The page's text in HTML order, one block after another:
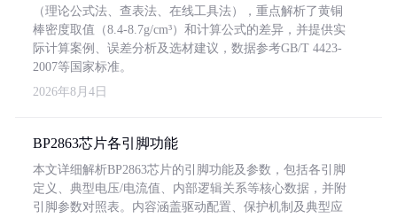
（理论公式法、查表法、在线工具法），重点解析了黄铜
棒密度取值（8.4-8.7g/cm³）和计算公式的差异，并提供实
际计算案例、误差分析及选材建议，数据参考GB/T 4423-
2007等国家标准。
2026年8月4日
BP2863芯片各引脚功能
本文详细解析BP2863芯片的引脚功能及参数，包括各引脚
定义、典型电压/电流值、内部逻辑关系等核心数据，并附
引脚参数对照表。内容涵盖驱动配置、保护机制及典型应